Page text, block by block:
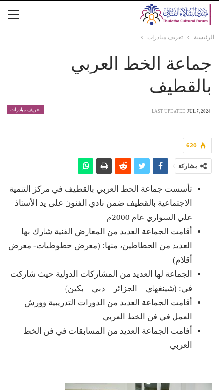
الرئيسية تعريف مبادرات
جماعة الخط العربي
بالقطيف
تعريف مبادرات LAST UPDATED JUL 7, 2024
620
مشاركة
تأسست جماعة الخط العربي بالقطيف في مركز التنمية
الاجتماعية بالقطيف ضمن نادي الفنون على يد الأستاذ
علي السواري عام 2000م
أقامت الجماعة العديد من المعارض الفنية شارك بها
العديد من الخطاطين، منها: (معرض خطوطيات- معرض
أقلام)
الجماعة لها العديد من المشاركات الدولية حيث شاركت
في: (شينغهاي – الجزائر – دبي – بكين)
أقامت الجماعة العديد من الدورات التدريبية وورش
العمل في فن الخط العربي
أفامت الجماعة العديد من المسابقات في فن الخط
العربي